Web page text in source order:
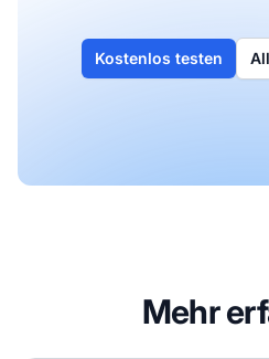
Kostenlos testen
Mehr